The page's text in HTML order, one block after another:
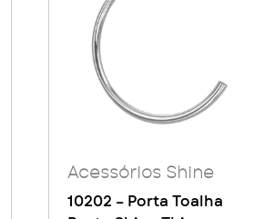
Acessórios Shine
10202 – Porta Toalha